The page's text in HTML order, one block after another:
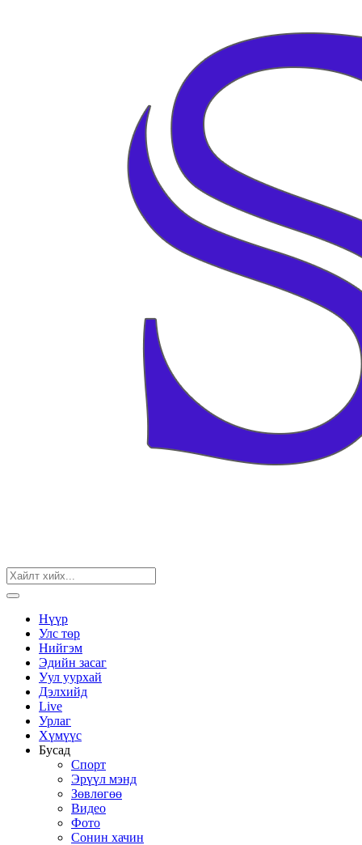
Нүүр
Улс төр
Нийгэм
Эдийн засаг
Уул уурхай
Дэлхийд
Live
Урлаг
Хүмүүс
Бусад
Спорт
Эрүүл мэнд
Зөвлөгөө
Видео
Фото
Сонин хачин